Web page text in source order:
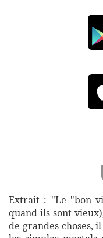
Extrait : "Le "bon
quand ils sont
de grandes choses,